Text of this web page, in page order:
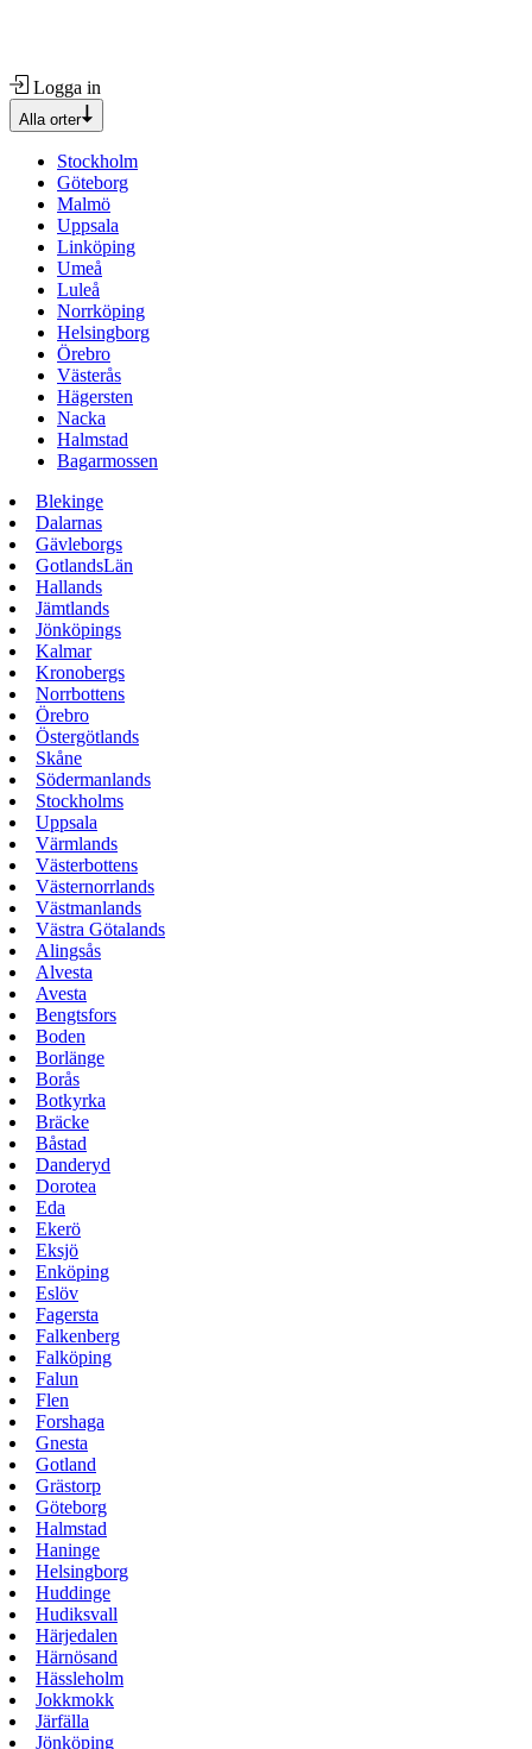
Logga in
Alla orter
Stockholm
Göteborg
Malmö
Uppsala
Linköping
Umeå
Luleå
Norrköping
Helsingborg
Örebro
Västerås
Hägersten
Nacka
Halmstad
Bagarmossen
Blekinge
Dalarnas
Gävleborgs
GotlandsLän
Hallands
Jämtlands
Jönköpings
Kalmar
Kronobergs
Norrbottens
Örebro
Östergötlands
Skåne
Södermanlands
Stockholms
Uppsala
Värmlands
Västerbottens
Västernorrlands
Västmanlands
Västra Götalands
Alingsås
Alvesta
Avesta
Bengtsfors
Boden
Borlänge
Borås
Botkyrka
Bräcke
Båstad
Danderyd
Dorotea
Eda
Ekerö
Eksjö
Enköping
Eslöv
Fagersta
Falkenberg
Falköping
Falun
Flen
Forshaga
Gnesta
Gotland
Grästorp
Göteborg
Halmstad
Haninge
Helsingborg
Huddinge
Hudiksvall
Härjedalen
Härnösand
Hässleholm
Jokkmokk
Järfälla
Jönköping